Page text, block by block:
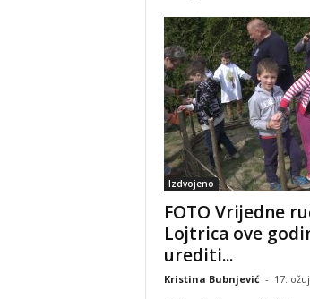
Izdvojeno
FOTO Vrijedne
Lojtrica ove
urediti...
Kristina Bubnjević - 17.